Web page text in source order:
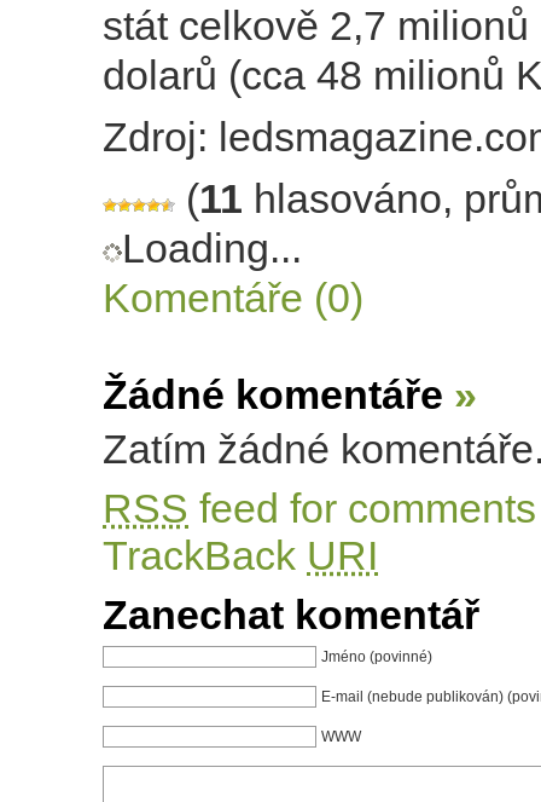
stát celkově 2,7
dolarů (cca 48 milionů
Zdroj:
(11 hlasováno,
Loading...
Komentáře (0)
Žádné komentáře »
Zatím žádné
RSS feed for
TrackBack URI
Zanechat komentář
Jméno (povinné)
E-mail (nebude publikován)
WWW